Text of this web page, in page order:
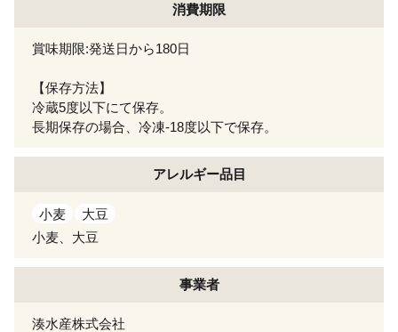
消費期限
賞味期限:発送日から180日
【保存方法】
冷蔵5度以下にて保存。
長期保存の場合、冷凍-18度以下で保存。
アレルギー品目
小麦
大豆
小麦、大豆
事業者
湊水産株式会社